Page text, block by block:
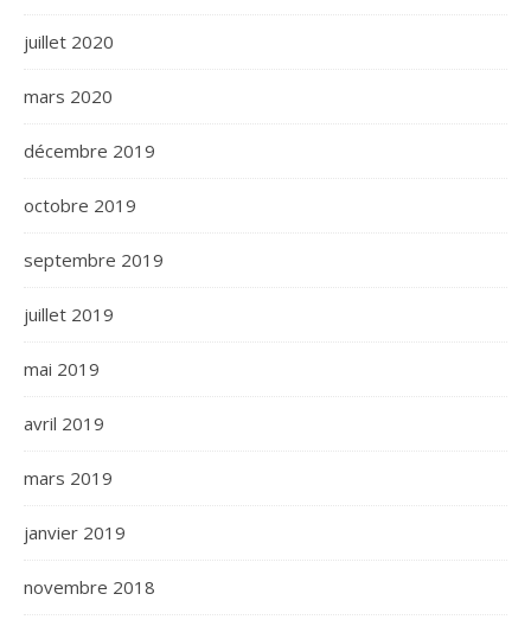
juillet 2020
mars 2020
décembre 2019
octobre 2019
septembre 2019
juillet 2019
mai 2019
avril 2019
mars 2019
janvier 2019
novembre 2018